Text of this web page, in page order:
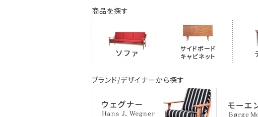
商品を探す
ブランド/デザイナーから探す